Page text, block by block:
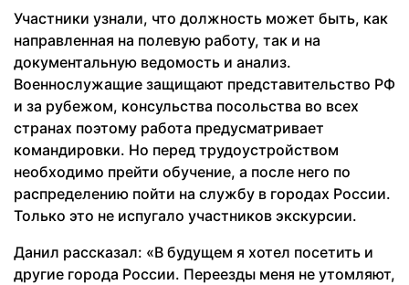
Участники узнали, что должность может быть, как
направленная на полевую работу, так и на
документальную ведомость и анализ.
Военнослужащие защищают представительство РФ
и за рубежом, консульства посольства во всех
странах поэтому работа предусматривает
командировки. Но перед трудоустройством
необходимо прейти обучение, а после него по
распределению пойти на службу в городах России.
Только это не испугало участников экскурсии.
Данил рассказал: «В будущем я хотел посетить и
другие города России. Переезды меня не утомляют,